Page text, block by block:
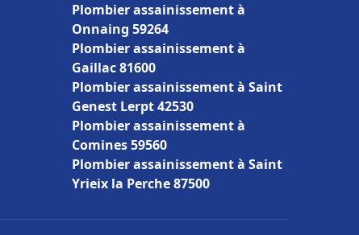
Plombier assainissement à
Onnaing 59264
Plombier assainissement à
Gaillac 81600
Plombier assainissement à Saint
Genest Lerpt 42530
Plombier assainissement à
Comines 59560
Plombier assainissement à Saint
Yrieix la Perche 87500